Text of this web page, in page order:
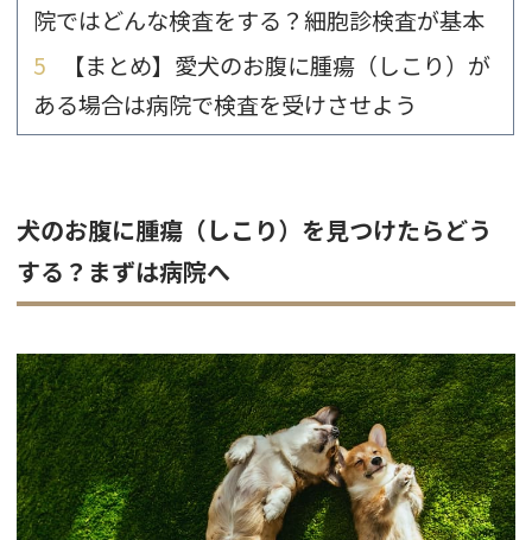
院ではどんな検査をする？細胞診検査が基本
5
【まとめ】愛犬のお腹に腫瘍（しこり）が
ある場合は病院で検査を受けさせよう
犬のお腹に腫瘍（しこり）を見つけたらどう
する？まずは病院へ